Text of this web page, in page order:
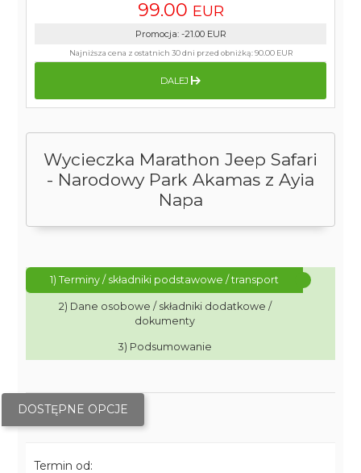
Wycieczka Marathon Jeep Safari
- Narodowy Park Akamas z Ayia
Napa
1) Terminy / składniki podstawowe / transport
2) Dane osobowe / składniki dodatkowe /
dokumenty
3) Podsumowanie
DOSTĘPNE OPCJE
Termin od:
99.00 EUR
Promocja: -21.00 EUR
Najniższa cena z ostatnich 30 dni przed obniżką:90.00 EUR
DALEJ